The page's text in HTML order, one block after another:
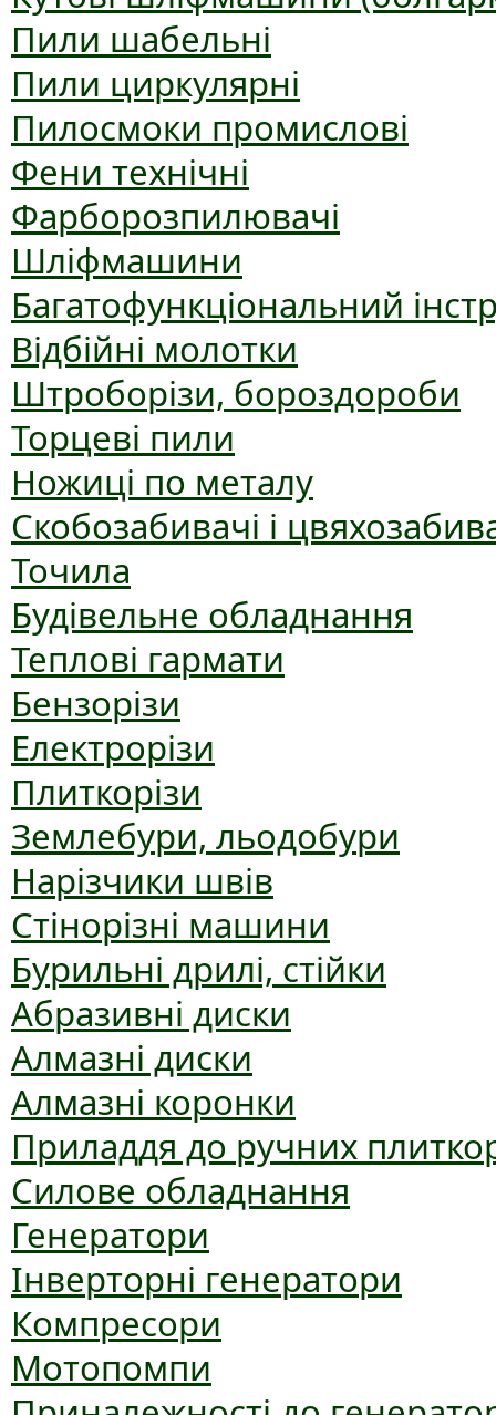
Пили шабельні
Пили циркулярні
Пилосмоки промислові
Фени технічні
Фарборозпилювачі
Шліфмашини
Багатофункціональний
Відбійні молотки
Штроборізи, бороздороби
Торцеві пили
Ножиці по металу
Скобозабивачі і
Точила
Будівельне обладнання
Теплові гармати
Бензорізи
Електрорізи
Плиткорізи
Землебури, льодобури
Нарізчики швів
Стінорізні машини
Бурильні дрилі, стійки
Абразивні диски
Алмазні диски
Алмазні коронки
Приладдя до ручних
Силове обладнання
Генератори
Інверторні генератори
Компресори
Мотопомпи